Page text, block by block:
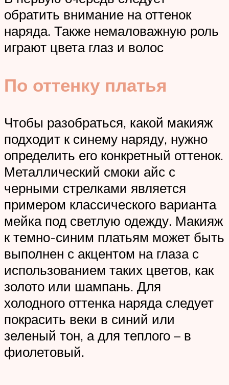
обратить внимание на оттенок
наряда. Также немаловажную роль
играют цвета глаз и волос
По оттенку платья
Чтобы разобраться, какой макияж
подходит к синему наряду, нужно
определить его конкретный оттенок.
Металлический смоки айс с
черными стрелками является
примером классического варианта
мейка под светлую одежду. Макияж
к темно-синим платьям может быть
выполнен с акцентом на глаза с
использованием таких цветов, как
золото или шампань. Для
холодного оттенка наряда следует
покрасить веки в синий или
зеленый тон, а для теплого – в
фиолетовый.